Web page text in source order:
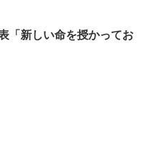
「新しい命を授かってお